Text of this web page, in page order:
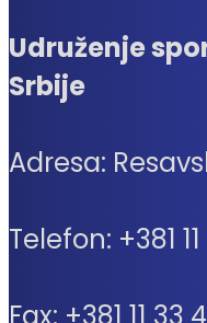
Udruženje
Srbije
Adresa:
Telefon: +381